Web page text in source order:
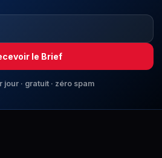
le Brief
jour · gratuit · zéro spam